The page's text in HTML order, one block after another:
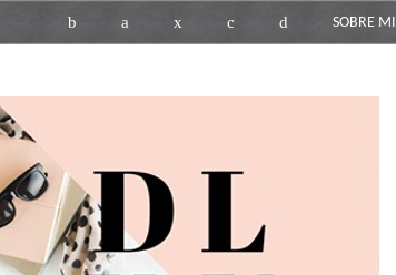
b a x c d SOBRE MI